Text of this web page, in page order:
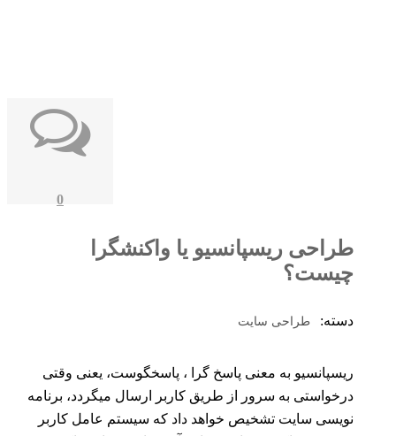
0
طراحی ریسپانسیو یا واکنشگرا
چیست؟
دسته: طراحی سایت
ریسپانسیو به معنی پاسخ گرا ، پاسخگوست، یعنی وقتی
درخواستی به سرور از طریق کاربر ارسال میگردد، برنامه
نویسی سایت تشخیص خواهد داد که سیستم عامل کاربر